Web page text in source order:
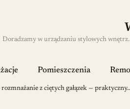
Doradzamy w urządzaniu stylowych
Pomieszczenia
z ciętych gałązek —